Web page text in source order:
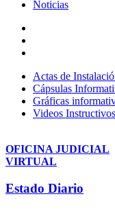
Noticias
Actas de
Cápsulas
Gráficas
Videos
OFICINA JUDICIAL
VIRTUAL
Estado Diario